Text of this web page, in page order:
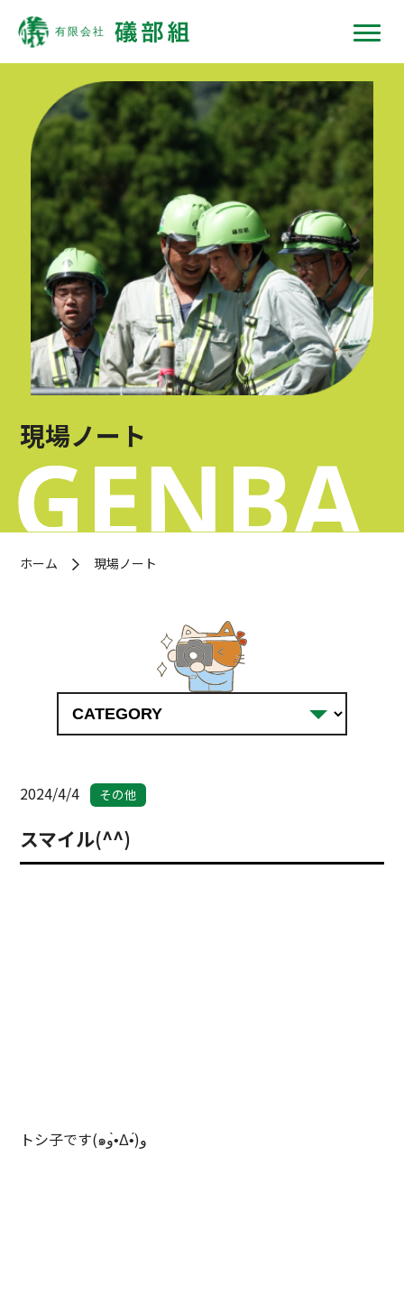
礒部組について
現場ではたらくひと
現場ではたらく機械
現場ノート
採用情報
協力会社の皆様へ
OFFICIAL SNS
現場ノート
ホーム 現場ノート
2024/4/4 その他
スマイル(^^)
トシ子です(๑و•̀Δ•́)و